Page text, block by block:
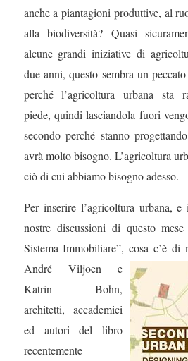
anche a piantagioni produttive, al
alla biodiversità? Quasi
alcune grandi iniziative di
due anni, questo sembra un
perché l’agricoltura urbana sta
piede, quindi lasciandola fuori
secondo perché stanno
avrà molto bisogno. L’agricoltura
ciò di cui abbiamo bisogno adesso.
Per inserire l’agricoltura urbana,
nostre discussioni di questo
Sistema Immobiliare”, cosa c’è di
André Viljoen e
Katrin Bohn,
architetti, accademici
ed autori del libro
recentemente